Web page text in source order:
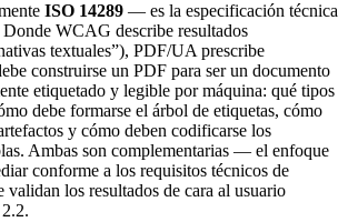
ISO 14289 — es la especificación técnica
WCAG describe resultados
textuales”), PDF/UA prescribe
construirse un PDF para ser un documento
etiquetado y legible por máquina: qué tipos
debe formarse el árbol de etiquetas, cómo
y cómo deben codificarse los
Ambas son complementarias — el enfoque
conforme a los requisitos técnicos de
los resultados de cara al usuario